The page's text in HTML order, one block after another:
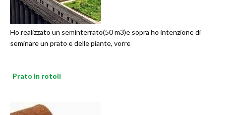
Ho realizzato un seminterrato(50 m3)e sopra ho intenzione di
seminare un prato e delle piante, vorre
Prato in rotoli